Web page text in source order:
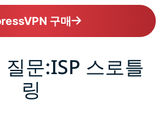
구매
문:ISP 스로틀
링